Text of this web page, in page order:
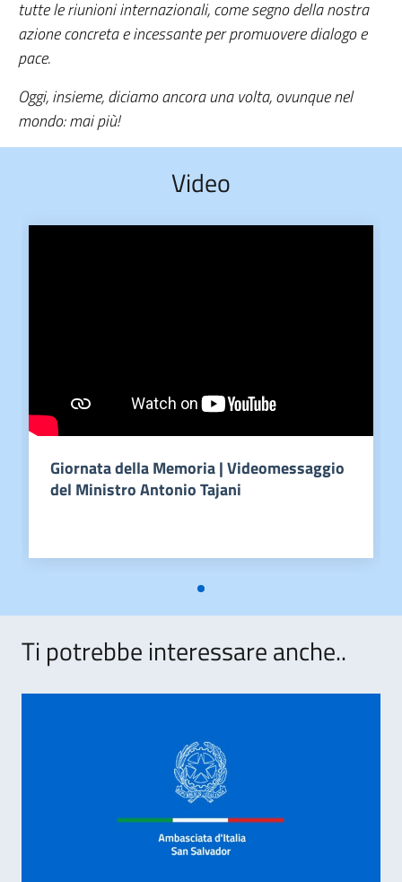
tutte le riunioni internazionali, come segno della nostra
azione concreta e incessante per promuovere dialogo e
pace.
Oggi, insieme, diciamo ancora una volta, ovunque nel
mondo: mai più!
Video
Giornata della Memoria | Videomessaggio
del Ministro Antonio Tajani
Ti potrebbe interessare anche..